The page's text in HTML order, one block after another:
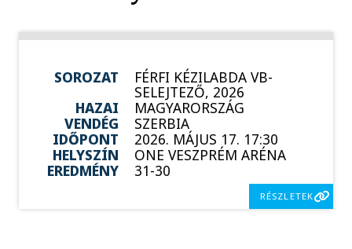
SOROZAT FÉRFI KÉZILABDA VB-
SELEJTEZŐ, 2026
HAZAI
MAGYARORSZÁG
VENDÉG
SZERBIA
IDŐPONT
2026. MÁJUS 17. 17:30
HELYSZÍN
ONE VESZPRÉM ARÉNA
EREDMÉNY
31-30
RÉSZLETEK